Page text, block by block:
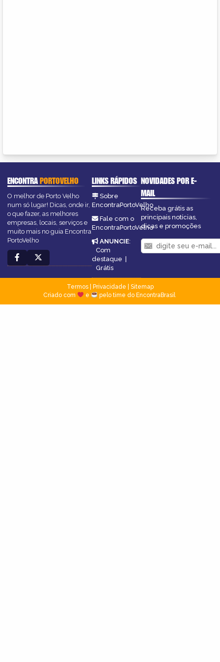
ENCONTRAPORTOVELHO
O melhor de Porto Velho
num só lugar! Dicas, onde ir,
o que fazer, as melhores
empresas, locais, serviços e
muito mais no guia Encontra
PortoVelho
LINKS RÁPIDOS
Sobre
EncontraPortoVelho
Fale com o
EncontraPortoVelho
ANUNCIE:
Com
destaque
Grátis
NOVIDADES POR E-
MAIL
Receba grátis as
principais notícias,
dicas e promoções
Termos| Privacidade
Sitemap
Criado com
e pelo time do EncontraBrasil